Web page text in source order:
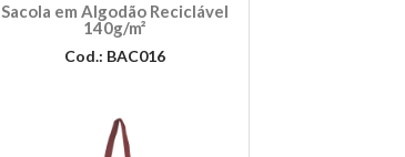
Sacola em Algodão Reciclável
140g/m²
Cod.: BAC016